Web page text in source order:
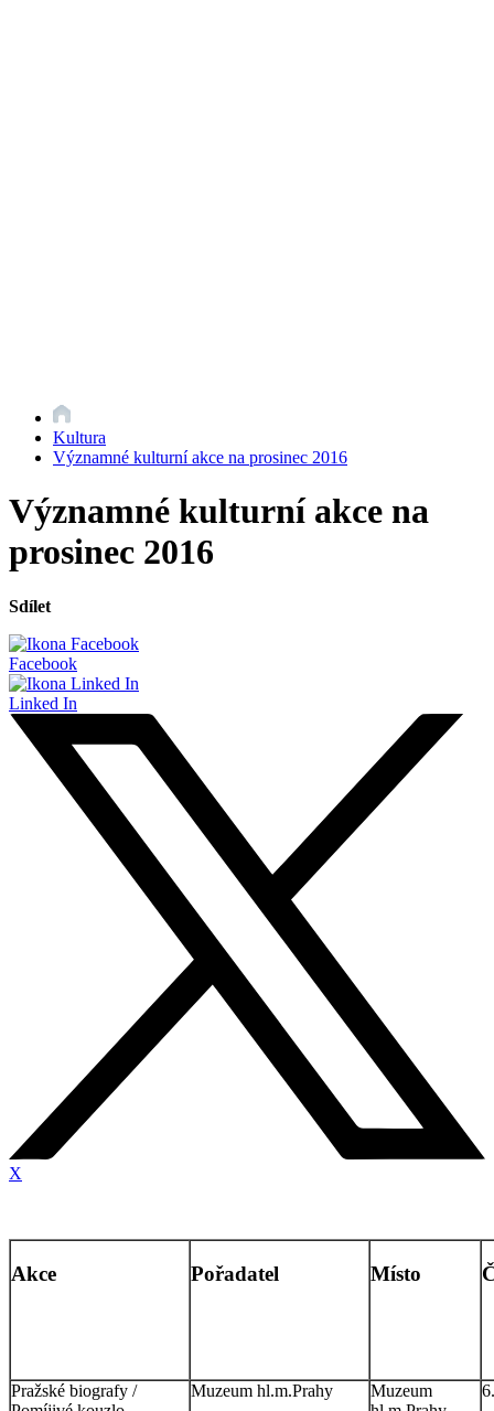
Kultura
Významné kulturní akce na prosinec 2016
Významné kulturní akce na
prosinec 2016
Sdílet
Facebook
Linked In
X
Akce Pořadatel Místo
Pražské biografy /
Muzeum hl.m.Prahy
Muzeum